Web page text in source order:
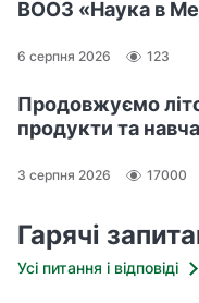
ВООЗ «Наука в
6 серпня 2026 123
Продовжуємо
продукти та
3 серпня 2026 17000
Гарячі
Усі питання і відповіді